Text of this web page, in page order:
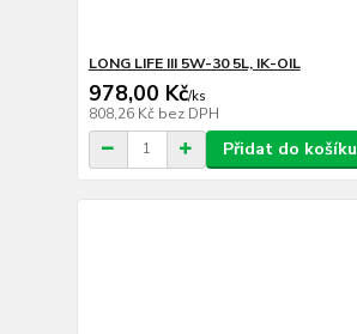
LONG LIFE III 5W-30 5L, IK-OIL
978,00 Kč/ks
808,26 Kč bez DPH
Přidat do košíku